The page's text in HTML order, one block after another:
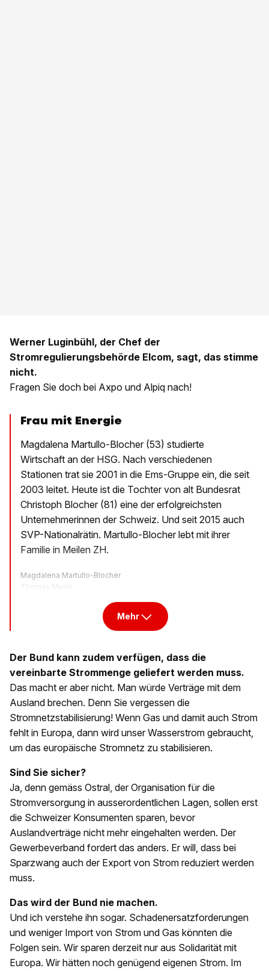
Werner Luginbühl, der Chef der
Stromregulierungsbehörde Elcom, sagt, das stimme
nicht.
Fragen Sie doch bei Axpo und Alpiq nach!
Frau mit Energie
Magdalena Martullo-Blocher (53) studierte
Wirtschaft an der HSG. Nach verschiedenen
Stationen trat sie 2001 in die Ems-Gruppe ein, die seit
2003 leitet. Heute ist die Tochter von alt Bundesrat
Christoph Blocher (81) eine der erfolgreichsten
Unternehmerinnen der Schweiz. Und seit 2015 auch
SVP-Nationalrätin. Martullo-Blocher lebt mit ihrer
Familie in Meilen ZH.
Magdalena Martullo-Blocher
Thomas Meier
Mehr
Der Bund kann zudem verfügen, dass die
vereinbarte Strommenge geliefert werden muss.
Das macht er aber nicht. Man würde Verträge mit dem
Ausland brechen. Denn Sie vergessen die
Stromnetzstabilisierung! Wenn Gas und damit auch Strom
fehlt in Europa, dann wird unser Wasserstrom gebraucht,
um das europäische Stromnetz zu stabilisieren.
Sind Sie sicher?
Ja, denn gemäss Ostral, der Organisation für die
Stromversorgung in ausserordentlichen Lagen, sollen erst
die Schweizer Konsumenten sparen, bevor
Auslandverträge nicht mehr eingehalten werden. Der
Gewerbeverband fordert das anders. Er will, dass bei
Sparzwang auch der Export von Strom reduziert werden
muss.
Das wird der Bund nie machen.
Und ich verstehe ihn sogar. Schadenersatzforderungen
und weniger Import von Strom und Gas könnten die
Folgen sein. Wir sparen derzeit nur aus Solidarität mit
Europa. Wir hätten noch genügend eigenen Strom. Im